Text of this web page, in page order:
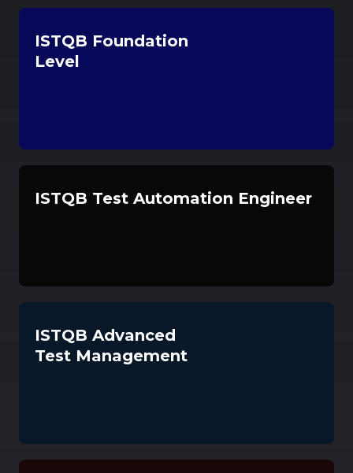
ISTQB Foundation
Level
ISTQB Test Automation Engineer
ISTQB Advanced
Test Management